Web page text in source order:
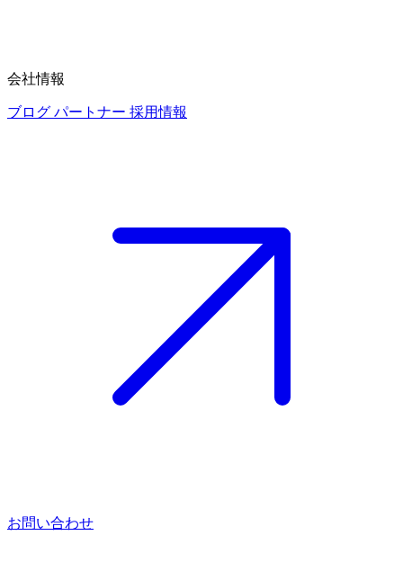
会社情報
ブログ パートナー 採用情報
お問い合わせ